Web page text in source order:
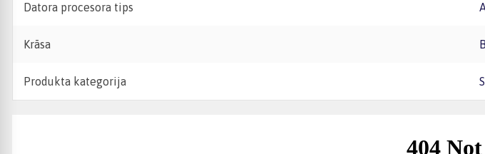
Datora procesora tips
Krāsa
Produkta kategorija